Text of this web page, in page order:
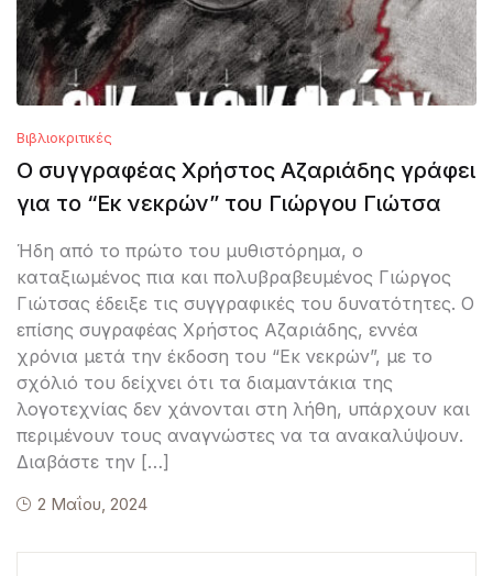
Βιβλιοκριτικές
Ο συγγραφέας Χρήστος Αζαριάδης γράφει
για το “Εκ νεκρών” του Γιώργου Γιώτσα
Ήδη από το πρώτο του μυθιστόρημα, ο
καταξιωμένος πια και πολυβραβευμένος Γιώργος
Γιώτσας έδειξε τις συγγραφικές του δυνατότητες. Ο
επίσης συγραφέας Χρήστος Αζαριάδης, εννέα
χρόνια μετά την έκδοση του “Εκ νεκρών”, με το
σχόλιό του δείχνει ότι τα διαμαντάκια της
λογοτεχνίας δεν χάνονται στη λήθη, υπάρχουν και
περιμένουν τους αναγνώστες να τα ανακαλύψουν.
Διαβάστε την […]
2 Μαΐου, 2024